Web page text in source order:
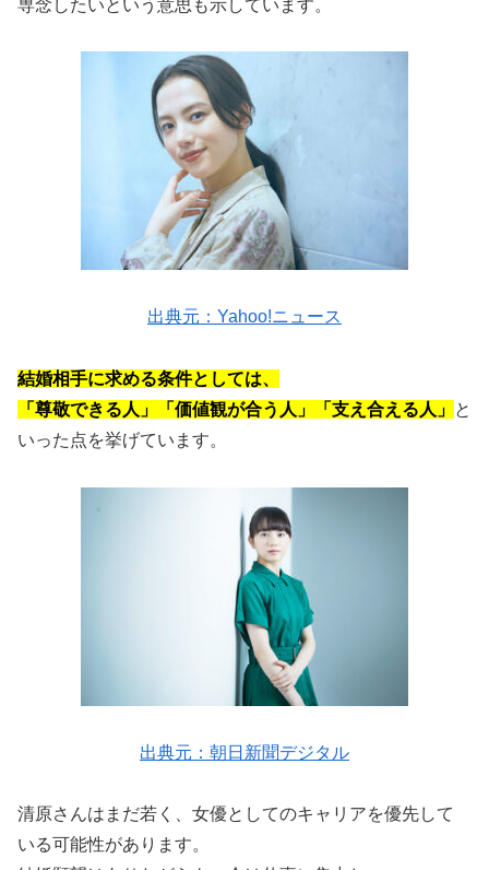
専念したいという意思も示しています。
出典元：Yahoo!ニュース
結婚相手に求める条件としては、
「尊敬できる人」「価値観が合う人」「支え合える人」 と
いった点を挙げています。
出典元：朝日新聞デジタル
清原さんはまだ若く、女優としてのキャリアを優先して
いる可能性があります。